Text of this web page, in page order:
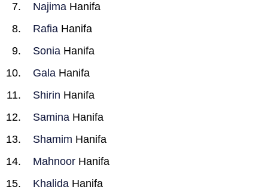
Najima Hanifa
Rafia Hanifa
Sonia Hanifa
Gala Hanifa
Shirin Hanifa
Samina Hanifa
Shamim Hanifa
Mahnoor Hanifa
Khalida Hanifa